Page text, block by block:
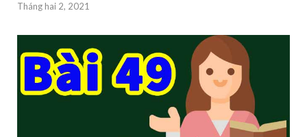
Tháng hai 2, 2021